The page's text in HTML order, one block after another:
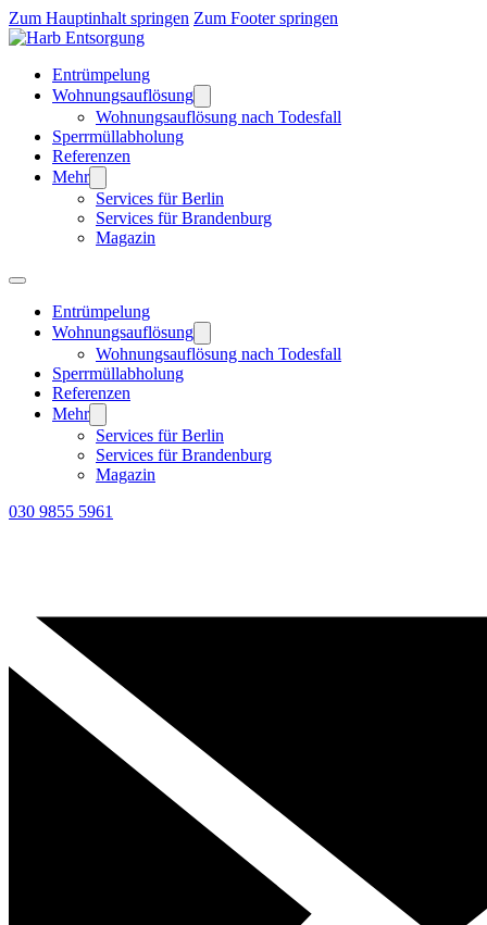
Zum Hauptinhalt springen Zum Footer springen
Entrümpelung
Wohnungsauflösung
Wohnungsauflösung nach Todesfall
Sperrmüllabholung
Referenzen
Mehr
Services für Berlin
Services für Brandenburg
Magazin
Entrümpelung
Wohnungsauflösung
Wohnungsauflösung nach Todesfall
Sperrmüllabholung
Referenzen
Mehr
Services für Berlin
Services für Brandenburg
Magazin
030 9855 5961